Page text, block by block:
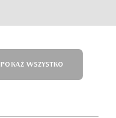
POKAŻ WSZYSTKO